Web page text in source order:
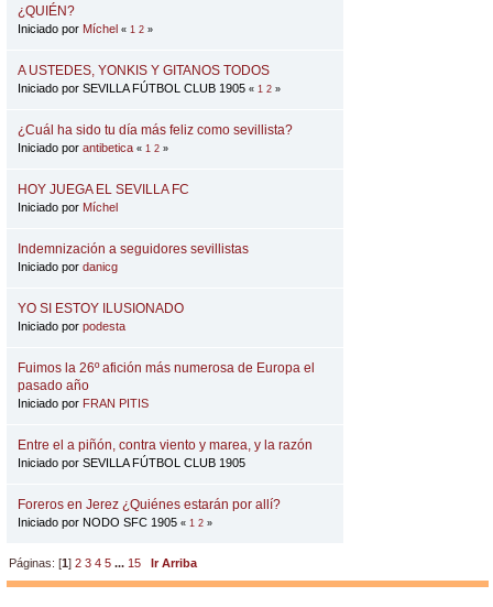
¿QUIÉN?
Iniciado por Míchel « 1 2 »
A USTEDES, YONKIS Y GITANOS TODOS
Iniciado por SEVILLA FÚTBOL CLUB 1905 « 1 2 »
¿Cuál ha sido tu día más feliz como sevillista?
Iniciado por antibetica « 1 2 »
HOY JUEGA EL SEVILLA FC
Iniciado por Míchel
Indemnización a seguidores sevillistas
Iniciado por danicg
YO SI ESTOY ILUSIONADO
Iniciado por podesta
Fuimos la 26º afición más numerosa de Europa el
pasado año
Iniciado por FRAN PITIS
Entre el a piñón, contra viento y marea, y la razón
Iniciado por SEVILLA FÚTBOL CLUB 1905
Foreros en Jerez ¿Quiénes estarán por allí?
Iniciado por NODO SFC 1905 « 1 2 »
Páginas: [1]2 3 4 5 ... 15 Ir Arriba